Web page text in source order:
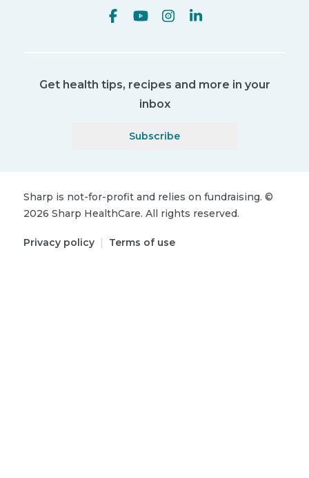
Get health tips, recipes and more in your
inbox
Subscribe
Sharp is not-for-profit and relies on fundraising. ©
2026 Sharp HealthCare. All rights reserved.
Privacy policy | Terms of use